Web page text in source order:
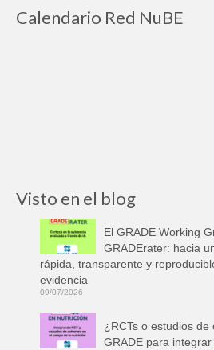
Calendario Red NuBE
Visto en el blog
El GRADE Working
GRADErater: hacia
rápida, transparente y
evidencia
09/07/2026
¿RCTs o estudios
GRADE para